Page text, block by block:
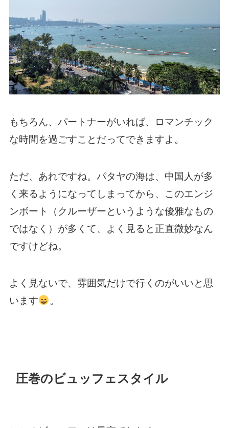
もちろん、パートナーがいれば、ロマンチック
な時間を過ごすことだってできますよ。
ただ、あれですね。パタヤの海は、中国人が多
く来るようになってしまってから、このエンジ
ンボート（クルーザーというような優雅なもの
ではなく）が多くて、よく見ると正直微妙なん
ですけどね。
よく見ないで、雰囲気だけで行くのがいいと思
います
。
圧巻のビュッフェスタイル